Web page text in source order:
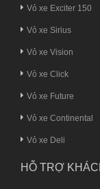
Vỏ xe Exciter 150
Vỏ xe Sirius
Vỏ xe Vision
Vỏ xe Click
Vỏ xe Future
Vỏ xe Continental
Vỏ xe Deli
HỖ TRỢ